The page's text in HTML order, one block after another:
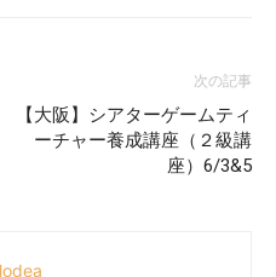
次の記事
【大阪】シアターゲームティ
ーチャー養成講座（２級講
座）6/3&5